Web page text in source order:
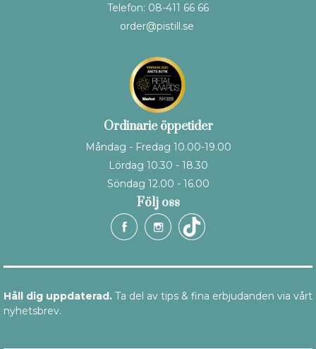
Telefon: 08-411 66 66
order@pistill.se
Ordinarie öppetider
Måndag - Fredag 10.00-19.00
Lördag 10.30 - 18.30
Söndag 12.00 - 16.00
Följ oss
Håll dig uppdaterad. Ta del av tips & fina erbjudanden via vårt
nyhetsbrev.